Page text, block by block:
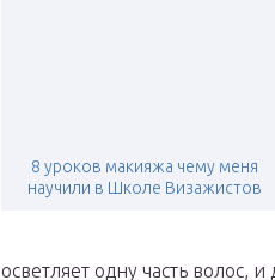
8 уроков макияжа чему меня
научили в Школе Визажистов
осветляет одну часть волос,